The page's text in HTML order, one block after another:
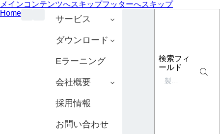
メインコンテンツへスキップフッターへスキップ
Home
サービス
ダウンロード
Eラーニング
会社概要
採用情報
お問い合わせ
検索フィ
ールド